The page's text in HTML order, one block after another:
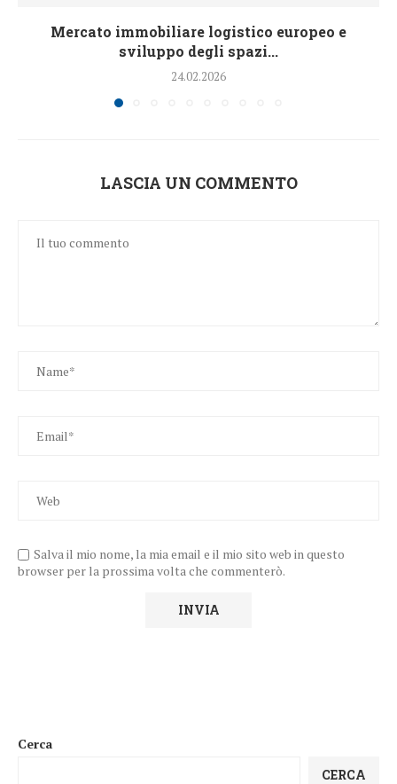
Mercato immobiliare logistico europeo e
sviluppo degli spazi...
24.02.2026
LASCIA UN COMMENTO
Salva il mio nome, la mia email e il mio sito web in questo
browser per la prossima volta che commenterò.
Cerca
CERCA